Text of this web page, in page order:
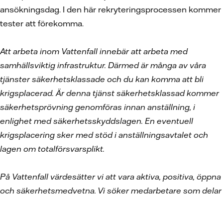
ansökningsdag. I den här rekryteringsprocessen kommer
tester att förekomma.
Att arbeta inom Vattenfall innebär att arbeta med
samhällsviktig infrastruktur. Därmed är många av våra
tjänster säkerhetsklassade och du kan komma att bli
krigsplacerad. Är denna tjänst säkerhetsklassad kommer
säkerhetsprövning genomföras innan anställning, i
enlighet med säkerhetsskyddslagen. En eventuell
krigsplacering sker med stöd i anställningsavtalet och
lagen om totalförsvarsplikt.
På Vattenfall värdesätter vi att vara aktiva, positiva, öppna
och säkerhetsmedvetna. Vi söker medarbetare som delar